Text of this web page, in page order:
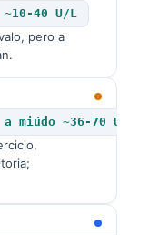
40 U/L
pero a
miúdo ~36-70 U/L